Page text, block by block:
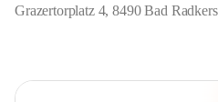
Grazertorplatz 4, 8490 Bad